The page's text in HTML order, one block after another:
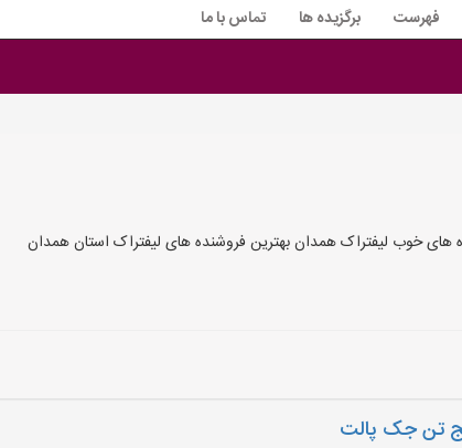
فهرست برگزیده ها تماس با ما
خوب لیفتراک همدان بهترین فروشنده های لیفتراک استان همدان
تن جک پالت